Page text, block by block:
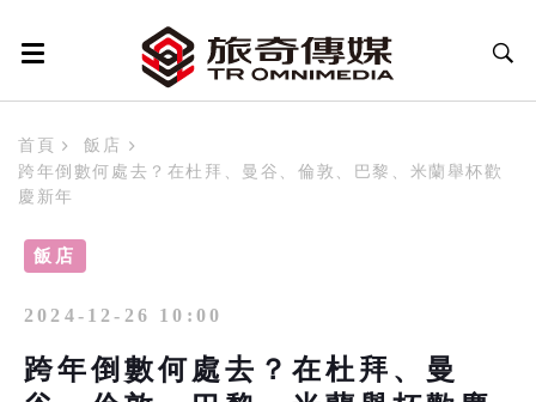
首頁
飯店
跨年倒數何處去？在杜拜、曼谷、倫敦、巴黎、米蘭舉杯歡
慶新年
飯店
2024-12-26 10:00
跨年倒數何處去？在杜拜、曼